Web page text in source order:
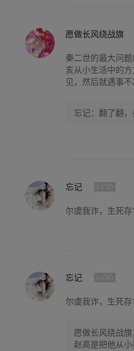
愿做长风绕战旗
秦二世的最大问
亥从小生活中的
见，然后就遇事
忘记：翻了翻
忘记
尔虞我诈，生死存
忘记
尔虞我诈，生死
愿做长风绕战
赵高是把他从